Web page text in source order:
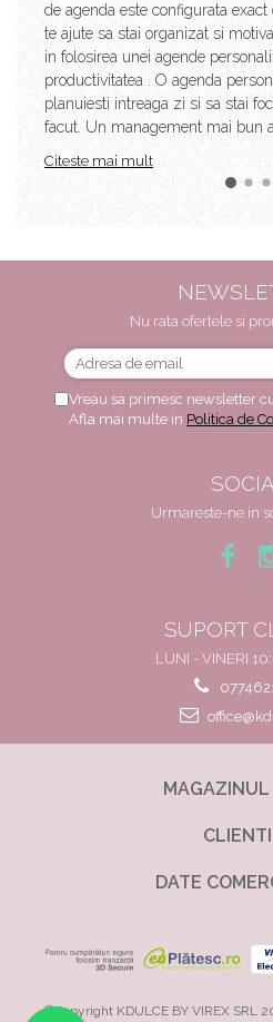
de agenda este configurata
te ajute sa stai organizat si
in folosirea unei agende
productivitatea . O agenda
planuiesti intreaga zi si sa stai
facut. Un management mai bun
Citeste mai mult
Nu rata ofertele si
Vreau sa primesc newsletter
Afla mai multe in Politica de
Urmareste-ne in
SUPORT
LUNI - VINERI
MAGAZINUL
CLIENTI
DATE
©Copyright KDULCE BY VIREX SRL